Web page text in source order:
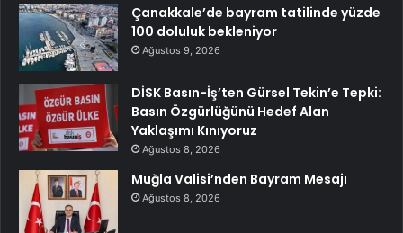
Çanakkale’de bayram tatilinde yüzde
100 doluluk bekleniyor
Ağustos 9, 2026
DİSK Basın-İş’ten Gürsel Tekin’e Tepki:
Basın Özgürlüğünü Hedef Alan
Yaklaşımı Kınıyoruz
Ağustos 8, 2026
Muğla Valisi’nden Bayram Mesajı
Ağustos 8, 2026